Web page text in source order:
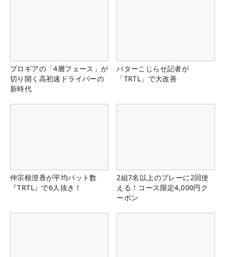
プロギアの「4層フェース」が
切り開く高初速ドライバーの
新時代
パターこじらせ記者が
「TRTL」で大改善
仲宗根澄香が平均パット数
『TRTL』で6人抜き！
2組7名以上のプレーに2回使
える！コース限定4,000円ク
ーポン